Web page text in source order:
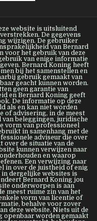
website is uitsluitend
De gegevens
wijzigen. De gebruiker
van Bernard
voor het gebruik van deze
van enige informatie
Bernard Koning heeft
bij het samenstellen en
gebruik gemaakt van
geacht kunnen worden.
geen garantie van
en Bernard Koning geeft
De informatie op deze
als en kan niet worden
of advisering, in de meest
beleggingen, juridische
vorm van professioneel
in samenhang met de
adviseur die over
over de situatie van de
kunnen verwijzen naar
en waarop
Een verwijzing naar
in over de juistheid of enig
dergelijke websites is
Bernard Koning jou
onderworpen is aan
meest ruime zin van het
vorm van licentie of
behalve voor zover
deze website. Niets uit de
openbaar worden gemaakt